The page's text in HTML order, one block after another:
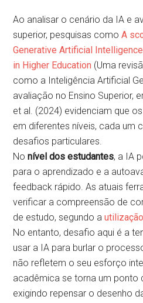
Ao analisar o cenário da IA e
superior, pesquisas comoA
Generative Artificial
in Higher Education (Uma
como a Inteligência Artificial
avaliação no Ensino Superior,
et al. (2024) evidenciam que
em diferentes níveis, cada um
desafios particulares.
Nonível dos estudantes, a IA
para o aprendizado e a
feedback rápido. As atuais
verificar a compreensão de
de estudo, segundo a
No entanto, desafio aqui é a
usar a IA para burlar o
não refletem o seu esforço
acadêmica se torna um ponto
exigindo repensar o desenho